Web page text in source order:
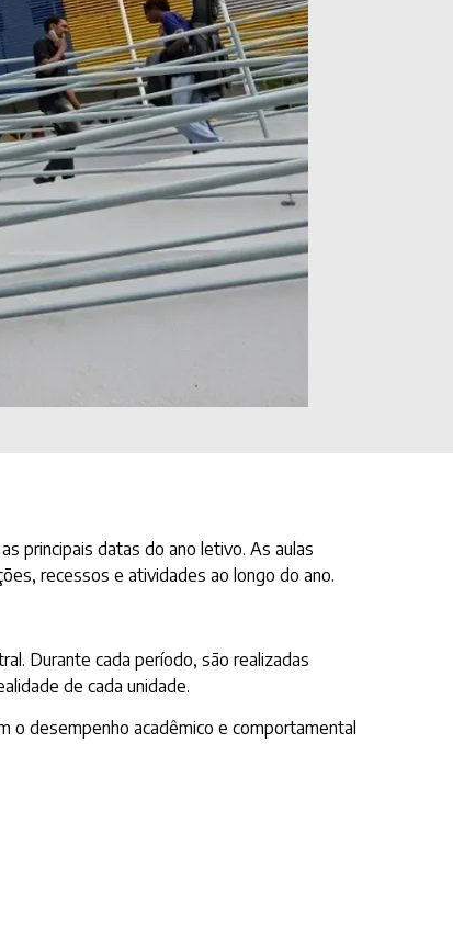
principais datas do ano letivo. As aulas
recessos e atividades ao longo do ano.
Durante cada período, são realizadas
de cada unidade.
o desempenho acadêmico e comportamental